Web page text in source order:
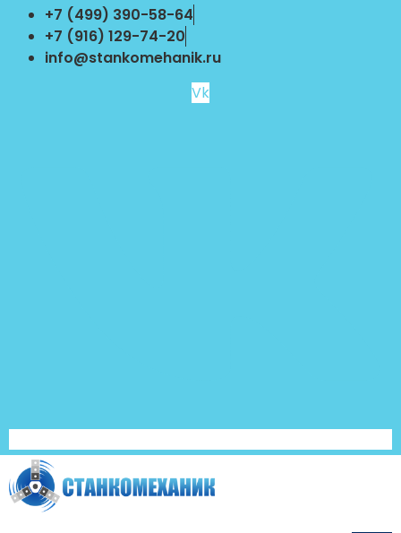
Перейти
содержимому
+7 (499) 390-58-64
+7 (916) 129-74-20
info@stankomehanik.ru
Vk